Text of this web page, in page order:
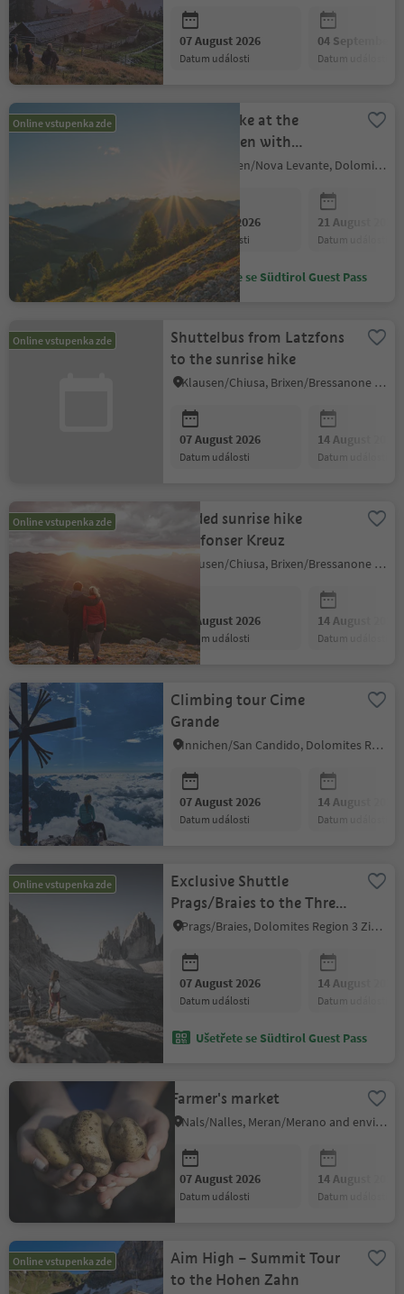
07 August 2026
datum události
04 September
datum události
Online vstupenka zde
Sunrise Hike at the
Rosengarten with
Welschnofen/Nova Levante, Dolomites Region Eggental
07 August 2026
datum události
21 August 2026
datum události
Ušetřete se Südtirol Guest Pass
Online vstupenka zde
Shuttelbus from Latzfons
to the sunrise hike
Klausen/Chiusa, Brixen/Bressanone and environs
07 August 2026
datum události
14 August 2026
datum události
Online vstupenka zde
Guided sunrise hike
Latzfonser Kreuz
Klausen/Chiusa, Brixen/Bressanone and environs
07 August 2026
datum události
14 August 2026
datum události
Climbing tour Cime
Grande
Innichen/San Candido, Dolomites Region 3 Zinnen
07 August 2026
datum události
14 August 2026
datum události
Online vstupenka zde
Exclusive Shuttle
Prags/Braies to the Three
Peaks with guide
Prags/Braies, Dolomites Region 3 Zinnen
07 August 2026
datum události
14 August 2026
datum události
Ušetřete se Südtirol Guest Pass
Farmer's market
Nals/Nalles, Meran/Merano and environs
07 August 2026
datum události
14 August 2026
datum události
Online vstupenka zde
Aim High – Summit Tour
to the Hohen Zahn